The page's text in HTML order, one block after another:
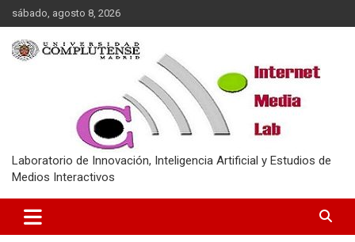
Saltar
al
contenido
sábado, agosto 8, 2026
Laboratorio de Innovación, Inteligencia Artificial y Estudios de
Medios Interactivos